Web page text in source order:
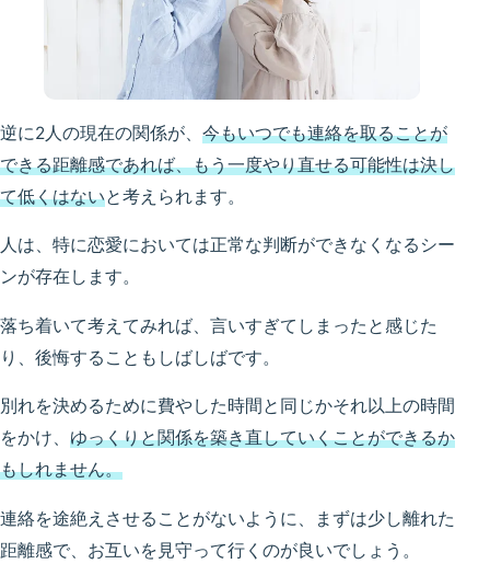
逆に2人の現在の関係が、 今もいつでも連絡を取ることが
できる距離感であれば、もう一度やり直せる可能性は決し
て低くはないと考えられます。
人は、特に恋愛においては正常な判断ができなくなるシー
ンが存在します。
落ち着いて考えてみれば、言いすぎてしまったと感じた
り、後悔することもしばしばです。
別れを決めるために費やした時間と同じかそれ以上の時間
をかけ、 ゆっくりと関係を築き直していくことができるか
もしれません。
連絡を途絶えさせることがないように、まずは少し離れた
距離感で、お互いを見守って行くのが良いでしょう。